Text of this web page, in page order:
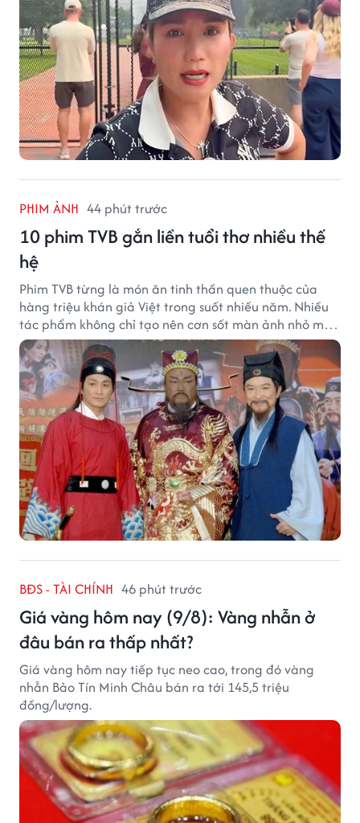
PHIM ẢNH 44 phút trước
10 phim TVB gắn liền tuổi thơ nhiều thế
hệ
Phim TVB từng là món ăn tinh thần quen thuộc của
hàng triệu khán giả Việt trong suốt nhiều năm. Nhiều
tác phẩm không chỉ tạo nên cơn sốt màn ảnh nhỏ mà
còn trở thành ký ức khó quên của cả một thế hệ.
BĐS - TÀI CHÍNH 46 phút trước
Giá vàng hôm nay (9/8): Vàng nhẫn ở
đâu bán ra thấp nhất?
Giá vàng hôm nay tiếp tục neo cao, trong đó vàng
nhẫn Bảo Tín Minh Châu bán ra tới 145,5 triệu
đồng/lượng.